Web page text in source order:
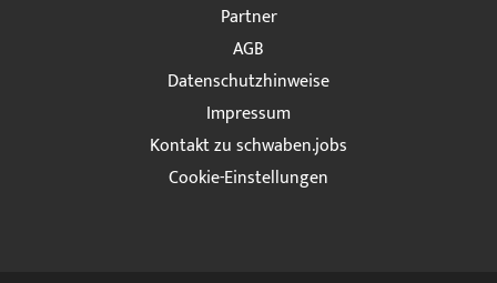
Partner
AGB
Datenschutzhinweise
Impressum
Kontakt zu schwaben.jobs
Cookie-Einstellungen